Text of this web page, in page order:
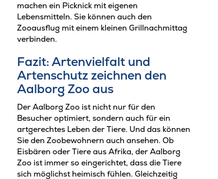
machen ein Picknick mit eigenen
Lebensmitteln. Sie können auch den
Zooausflug mit einem kleinen Grillnachmittag
verbinden.
Fazit: Artenvielfalt und
Artenschutz zeichnen den
Aalborg Zoo aus
Der Aalborg Zoo ist nicht nur für den
Besucher optimiert, sondern auch für ein
artgerechtes Leben der Tiere. Und das können
Sie den Zoobewohnern auch ansehen. Ob
Eisbären oder Tiere aus Afrika, der Aalborg
Zoo ist immer so eingerichtet, dass die Tiere
sich möglichst heimisch fühlen. Gleichzeitig